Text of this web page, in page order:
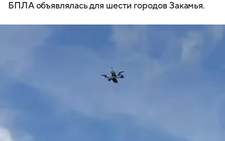
БПЛА объявлялась для шести городов Закамья.